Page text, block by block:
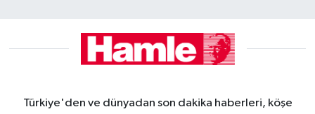
Türkiye'den ve dünyadan son dakika haberleri, köşe